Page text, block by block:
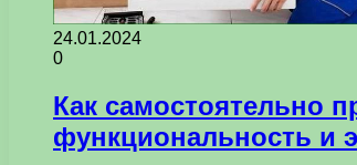
24.01.2024
0
Как самостоятельно
функциональность и